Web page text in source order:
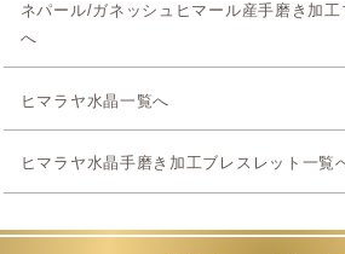
ネパール/ガネッシュヒマール産手磨き加
へ
ヒマラヤ水晶一覧へ
ヒマラヤ水晶手磨き加工ブレスレット一覧